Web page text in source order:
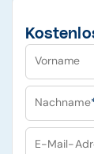
Vorname
Nachname
E-Mail-